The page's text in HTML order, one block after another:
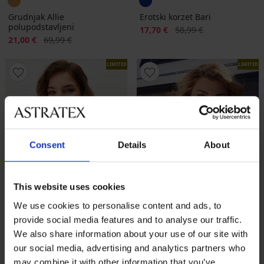
Consent Details About
This website uses cookies
We use cookies to personalise content and ads, to
provide social media features and to analyse our traffic.
We also share information about your use of our site with
our social media, advertising and analytics partners who
may combine it with other information that you’ve
Grudnjak Allie
polupodstavljeni
Popust
21,00 € Prvobitna cijena
69,99 €
Erotski korzet Bari
Popust
17,70 € Prvobitna cijena
58,99 €
LIMITED
Rasprodaja -70%
LIMITED
Rasprodaja
-70%
1+1 GRATIS